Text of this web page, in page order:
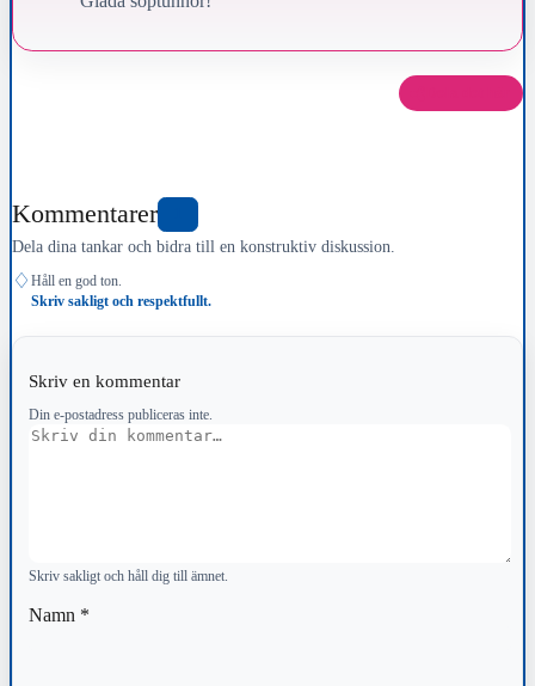
Kommentarer
Dela dina tankar och bidra till en konstruktiv diskussion.
♢ Håll en god ton.
Skriv sakligt och respektfullt.
Skriv en kommentar
Din e-postadress publiceras inte.
Kommentar
Skriv sakligt och håll dig till ämnet.
Namn *